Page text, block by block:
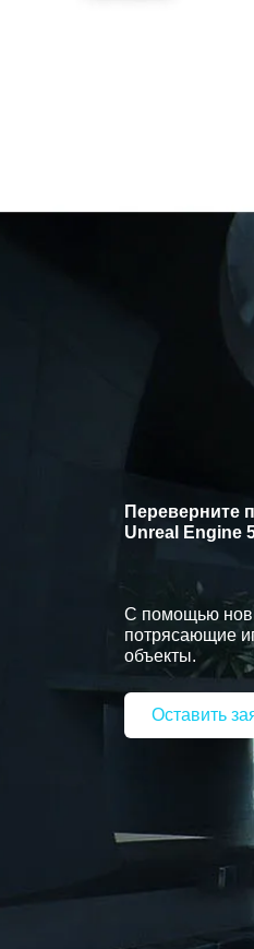
Переверните
Unreal Engine
С помощью
потрясающие
объекты.
Оставить